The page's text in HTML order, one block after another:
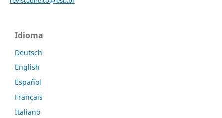
Idioma
Deutsch
English
Español
Français
Italiano